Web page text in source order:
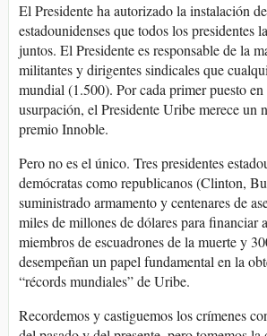
El Presidente ha autorizado la instalación
estadounidenses que todos los presidentes
juntos. El Presidente es responsable de la
militantes y dirigentes sindicales que
mundial (1.500). Por cada primer puesto
usurpación, el Presidente Uribe merece un
premio Innoble.
Pero no es el único. Tres presidentes
demócratas como republicanos (Clinton,
suministrado armamento y centenares de
miles de millones de dólares para financiar
miembros de escuadrones de la muerte y
desempeñan un papel fundamental en la
“récords mundiales” de Uribe.
Recordemos y castiguemos los crímenes